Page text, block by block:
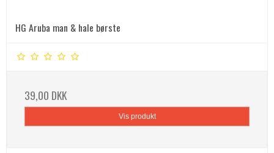
HG Aruba man & hale børste
39,00 DKK
Vis produkt